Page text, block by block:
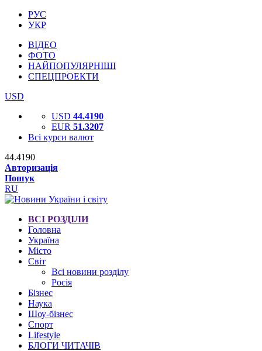
РУС
УКР
ВІДЕО
ФОТО
НАЙПОПУЛЯРНІШІ
СПЕЦПРОЕКТИ
USD
USD 44.4190
EUR 51.3207
Всі курси валют
44.4190
Авторизація
Пошук
RU
ВСІ РОЗДІЛИ
Головна
Україна
Місто
Світ
Всі новини розділу
Росія
Бізнес
Наука
Шоу-бізнес
Спорт
Lifestyle
БЛОГИ ЧИТАЧІВ